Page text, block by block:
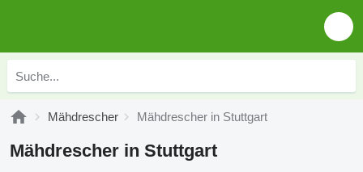
Mähdrescher Mähdrescher in Stuttgart
Mähdrescher in Stuttgart